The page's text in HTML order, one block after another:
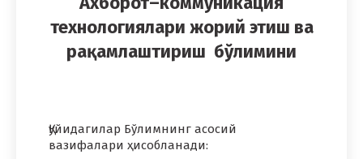
технологиялари жорий этиш ва
рақамлаштириш бўлимини
Қуйидагилар Бўлимнинг асосий
вазифалари ҳисобланади: